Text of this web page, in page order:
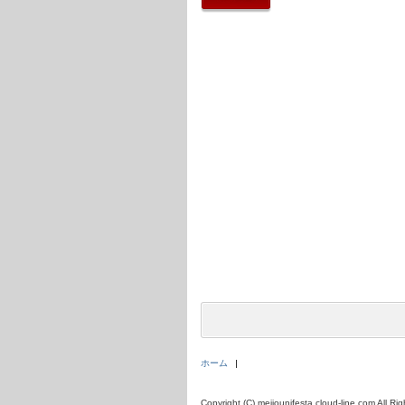
ホーム
Copyright (C) meijounifesta.cloud-line.com All